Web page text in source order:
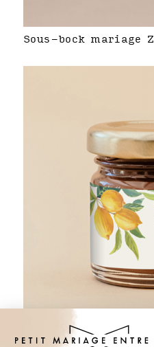
Sous-bock mariage
Pâte à tartiner